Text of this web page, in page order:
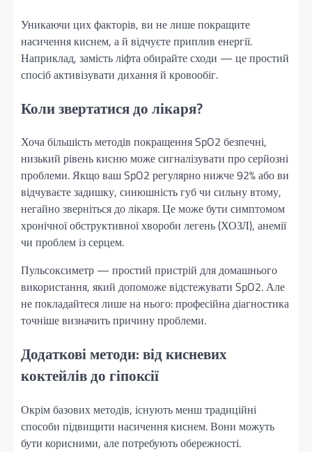
Уникаючи цих факторів, ви не лише покращите
насичення киснем, а й відчуєте приплив енергії.
Наприклад, замість ліфта обирайте сходи — це простий
спосіб активізувати дихання й кровообіг.
Коли звертатися до лікаря?
Хоча більшість методів покращення SpO2 безпечні,
низький рівень кисню може сигналізувати про серйозні
проблеми. Якщо ваш SpO2 регулярно нижче 92% або ви
відчуваєте задишку, синюшність губ чи сильну втому,
негайно зверніться до лікаря. Це може бути симптомом
хронічної обструктивної хвороби легень (ХОЗЛ), анемії
чи проблем із серцем.
Пульсоксиметр — простий пристрій для домашнього
використання, який допоможе відстежувати SpO2. Але
не покладайтеся лише на нього: професійна діагностика
точніше визначить причину проблеми.
Додаткові методи: від кисневих
коктейлів до гіпоксії
Окрім базових методів, існують менш традиційні
способи підвищити насичення киснем. Вони можуть
бути корисними, але потребують обережності.